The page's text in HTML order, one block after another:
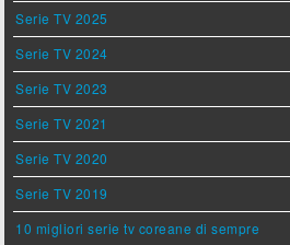
Serie TV 2025
Serie TV 2024
Serie TV 2023
Serie TV 2021
Serie TV 2020
Serie TV 2019
10 migliori serie tv coreane di sempre